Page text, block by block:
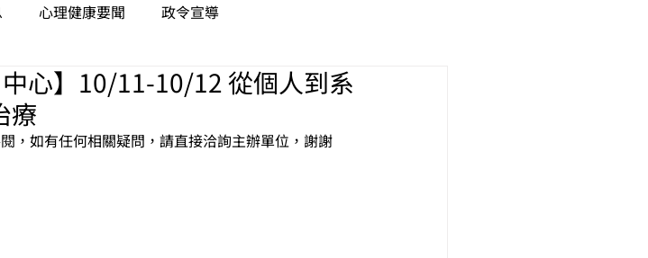
心理健康要聞 政令宣導
心】10/11-10/12 從個人到系
療
，如有任何相關疑問，請直接洽詢主辦單位，謝謝